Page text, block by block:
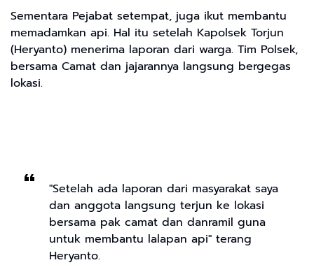
Sementara Pejabat setempat, juga ikut membantu
memadamkan api. Hal itu setelah Kapolsek Torjun
(Heryanto) menerima laporan dari warga. Tim Polsek,
bersama Camat dan jajarannya langsung bergegas
lokasi.
"Setelah ada laporan dari masyarakat saya
dan anggota langsung terjun ke lokasi
bersama pak camat dan danramil guna
untuk membantu lalapan api" terang
Heryanto.